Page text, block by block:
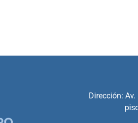
Dirección: